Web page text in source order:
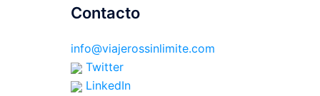
Contacto
info@viajerossinlimite.com
Twitter
LinkedIn